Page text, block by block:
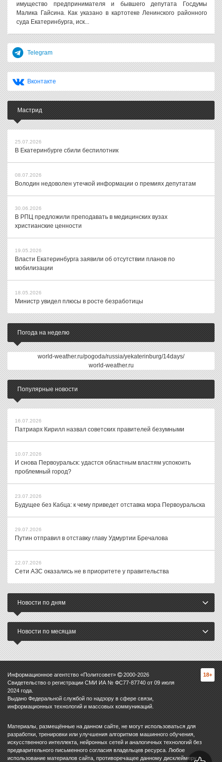
имущество предпринимателя и бывшего депутата Госдумы
Малика Гайсина. Как указано в картотеке Ленинского районного
суда Екатеринбурга, иск...
Telegram
Вконтакте
Мастрид
25.07.2026
В Екатеринбурге сбили беспилотник
08.07.2026
Володин недоволен утечкой информации о премиях депутатам
30.06.2026
В РПЦ предложили преподавать в медицинских вузах
христианские ценности
19.05.2026
Власти Екатеринбурга заявили об отсутствии планов по
мобилизации
18.05.2026
Министр увидел плюсы в росте безработицы
Погода на неделю
world-weather.ru/pogoda/russia/yekaterinburg/14days/
world-weather.ru
Популярные новости
16.07.2026
Патриарх Кирилл назвал советских правителей безумными
10.07.2026
И снова Первоуральск: удастся областным властям успокоить
проблемный город?
23.07.2026
Будущее без Кабца: к чему приведет отставка мэра Первоуральска
29.07.2026
Путин отправил в отставку главу Удмуртии Бречалова
22.07.2026
Сети АЗС оказались не в приоритете у правительства
Новости по дням
Новости по месяцам
Информационное агентство «Политсовет» 2000-2026
Свидетельство о регистрации СМИ ИА № ФС77-87740 от 09 июля
2024 года.
Выдано Федеральной службой по надзору в сфере связи,
информационных технологий и массовых коммуникаций.
18+
Материалы, размещённые на данном сайте, не могут использоваться для
разработки, тренировки или улучшения алгоритмов машинного обучения,
искусственного интеллекта, нейронных сетей и аналогичных технологий без
предварительного письменного согласия владельцев ресурса. Любое
использование материалов сайта, противоречащее данному дисклеймеру,